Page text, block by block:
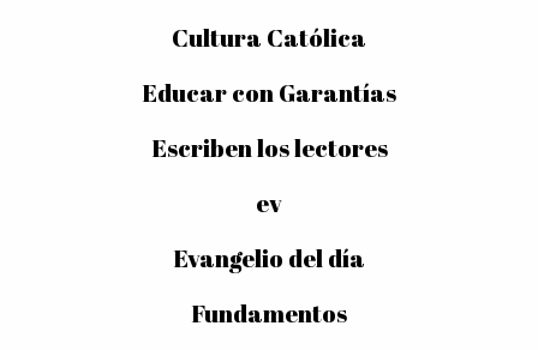
Cultura Católica
Educar con Garantías
Escriben los lectores
ev
Evangelio del día
Fundamentos